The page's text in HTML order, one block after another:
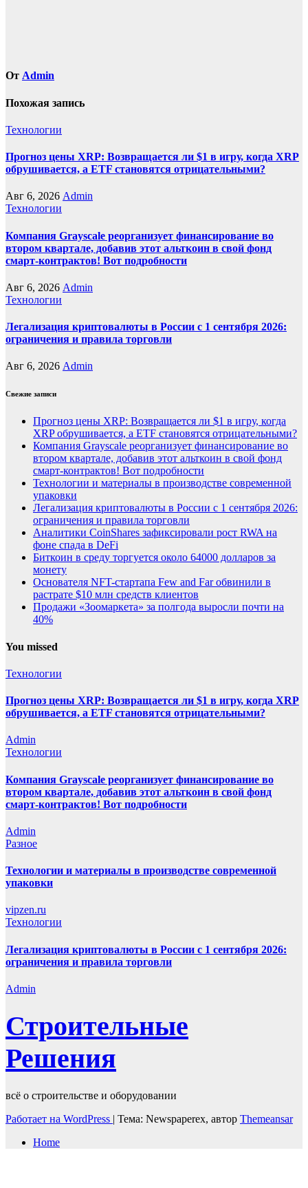
От Admin
Похожая запись
Технологии
Прогноз цены XRP: Возвращается ли $1 в игру, когда XRP
обрушивается, а ETF становятся отрицательными?
Авг 6, 2026 Admin
Технологии
Компания Grayscale реорганизует финансирование во
втором квартале, добавив этот альткоин в свой фонд
смарт-контрактов! Вот подробности
Авг 6, 2026 Admin
Технологии
Легализация криптовалюты в России с 1 сентября 2026:
ограничения и правила торговли
Авг 6, 2026 Admin
Свежие записи
Прогноз цены XRP: Возвращается ли $1 в игру, когда
XRP обрушивается, а ETF становятся отрицательными?
Компания Grayscale реорганизует финансирование во
втором квартале, добавив этот альткоин в свой фонд
смарт-контрактов! Вот подробности
Технологии и материалы в производстве современной
упаковки
Легализация криптовалюты в России с 1 сентября 2026:
ограничения и правила торговли
Аналитики CoinShares зафиксировали рост RWA на
фоне спада в DeFi
Биткоин в среду торгуется около 64000 долларов за
монету
Основателя NFT-стартапа Few and Far обвинили в
растрате $10 млн средств клиентов
Продажи «Зоомаркета» за полгода выросли почти на
40%
You missed
Технологии
Прогноз цены XRP: Возвращается ли $1 в игру, когда XRP
обрушивается, а ETF становятся отрицательными?
Admin
Технологии
Компания Grayscale реорганизует финансирование во
втором квартале, добавив этот альткоин в свой фонд
смарт-контрактов! Вот подробности
Admin
Разное
Технологии и материалы в производстве современной
упаковки
vipzen.ru
Технологии
Легализация криптовалюты в России с 1 сентября 2026:
ограничения и правила торговли
Admin
Строительные
Решения
всё о строительстве и оборудовании
Работает на WordPress | Тема: Newspaperex, автор Themeansar
Home